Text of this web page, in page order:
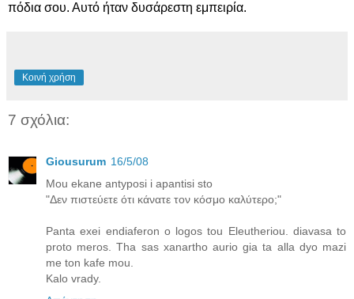
πόδια σου. Αυτό ήταν δυσάρεστη εμπειρία.
Κοινή χρήση
7 σχόλια:
Giousurum 16/5/08
Mou ekane antyposi i apantisi sto
"Δεν πιστεύετε ότι κάνατε τον κόσμο καλύτερο;"
Panta exei endiaferon o logos tou Eleutheriou. diavasa to
proto meros. Tha sas xanartho aurio gia ta alla dyo mazi
me ton kafe mou.
Kalo vrady.